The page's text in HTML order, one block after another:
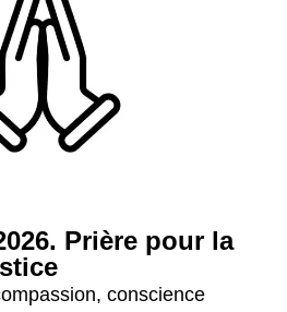
Prière pour la
conscience